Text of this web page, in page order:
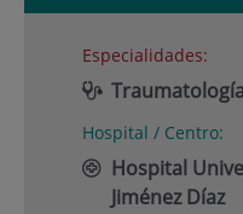
Especialidades:
Hospital / Centro:
Hospital
Jiménez Díaz